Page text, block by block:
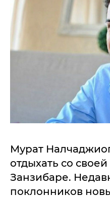
Мурат
отдыхать со
Занзибаре.
поклонников